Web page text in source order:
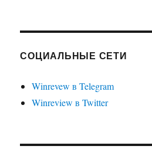
СОЦИАЛЬНЫЕ СЕТИ
Winrevew в Telegram
Winreview в Twitter